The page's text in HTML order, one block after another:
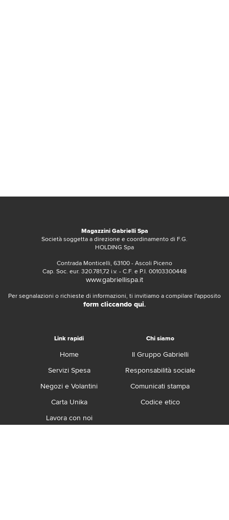
Magazzini Gabrielli Spa
Società soggetta a direzione e coordinamento di F.G.
HOLDING Spa
Contrada Monticelli, 63100 - Ascoli Piceno
Cap. Soc. eur. 320.781,72 i.v. - C.F. e P.I. 00103300448
www.gabriellispa.it
Per segnalazioni o richieste di informazioni, ti invitiamo a compilare l'apposito
form cliccando qui.
Link rapidi
Home
Servizi Spesa
Negozi e Volantini
Carta Unika
Lavora con noi
Chi siamo
Il Gruppo Gabrielli
Responsabilità sociale
Comunicati stampa
Codice etico